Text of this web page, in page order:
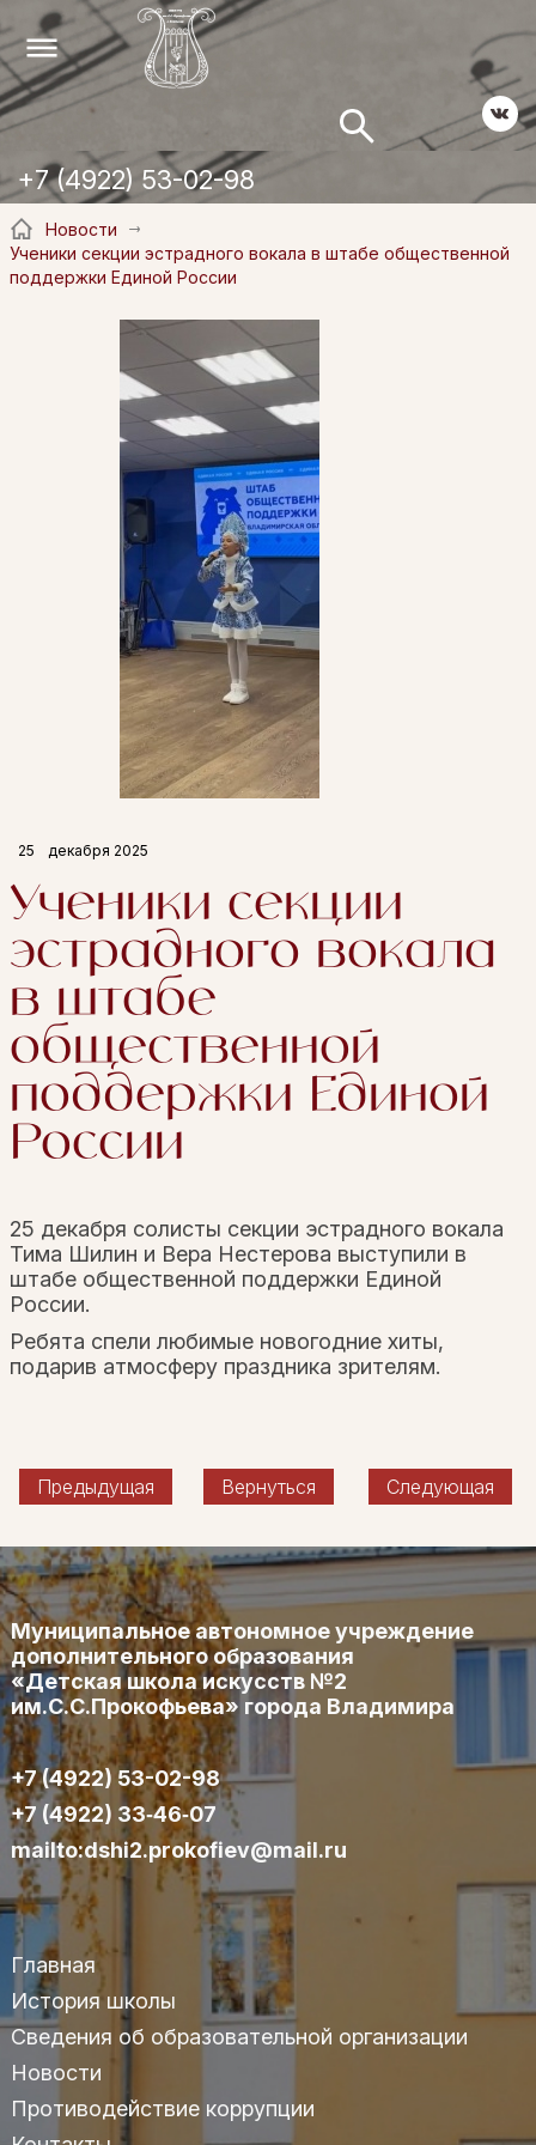
+7 (4922) 53-02-98
Новости
Ученики секции эстрадного вокала в штабе общественной
поддержки Единой России
25 декабря 2025
Ученики секции
эстрадного вокала
в штабе
общественной
поддержки Единой
России
25 декабря солисты секции эстрадного вокала
Тима Шилин и Вера Нестерова выступили в
штабе общественной поддержки Единой
России.
Ребята спели любимые новогодние хиты,
подарив атмосферу праздника зрителям.
Предыдущая Вернуться Следующая
Муниципальное автономное учреждение
дополнительного образования
«Детская школа искусств №2
им.С.С.Прокофьева» города Владимира
+7 (4922) 53-02-98
+7 (4922) 33‑46‑07
mailto:dshi2.prokofiev@mail.ru
Главная
История школы
Сведения об образовательной организации
Новости
Противодействие коррупции